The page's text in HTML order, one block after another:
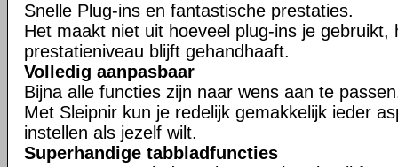
Snelle Plug-ins en fantastische prestaties.
Het maakt niet uit hoeveel plug-ins je gebruikt,
prestatieniveau blijft gehandhaaft.
Volledig aanpasbaar
Bijna alle functies zijn naar wens aan te
Met Sleipnir kun je redelijk gemakkelijk ieder
instellen als jezelf wilt.
Superhandige tabbladfuncties